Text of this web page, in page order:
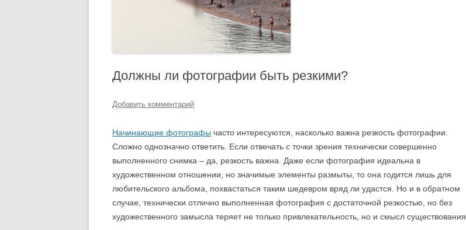
Должны ли фотографии быть резкими?
Добавить комментарий
Начинающие фотографы часто интересуются, насколько важна резкость фотографии.
Сложно однозначно ответить. Если отвечать с точки зрения технически совершенно
выполненного снимка – да, резкость важна. Даже если фотография идеальна в
художественном отношении, но значимые элементы размыты, то она годится лишь для
любительского альбома, похвастаться таким шедевром вряд ли удастся. Но и в обратном
случае, технически отлично выполненная фотография с достаточной резкостью, но без
художественного замысла теряет не только привлекательность, но и смысл существования.